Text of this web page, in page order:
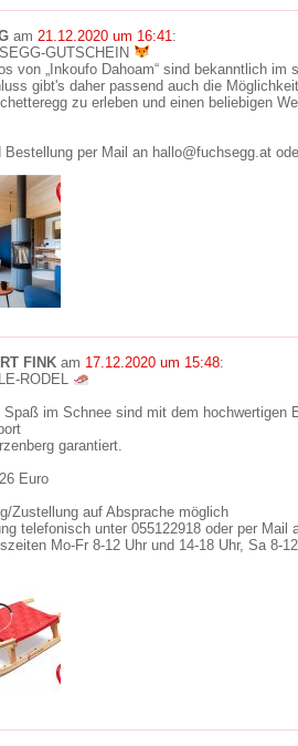
am 21.12.2020 um 16:41:
GUTSCHEIN
von „Inkoufo Dahoam“ sind bekanntlich im
gibt's daher passend auch die
zu erleben und einen beliebigen
Bestellung per Mail an hallo@fuchsegg.at
FINK am 17.12.2020 um 15:48:
RODEL
Spaß im Schnee sind mit dem hochwertigen
garantiert.
Euro
Zustellung auf Absprache möglich
telefonisch unter 055122918 oder per Mail
Mo-Fr 8-12 Uhr und 14-18 Uhr, Sa 8-